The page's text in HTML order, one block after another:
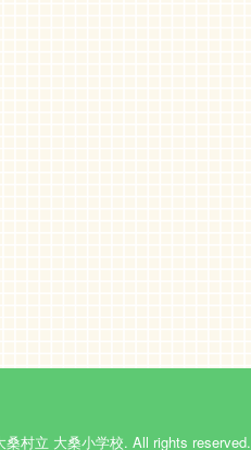
桑村立 大桑小学校. All rights reserved.